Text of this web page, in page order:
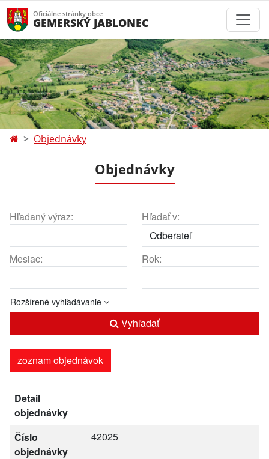
Oficiálne stránky obce
GEMERSKÝ JABLONEC
Objednávky
Objednávky
Hľadaný výraz: Hľadať v:
Mesiac: Rok:
Rozšírené vyhľadávanie
Vyhľadať
zoznam objednávok
Detail
objednávky
Číslo
objednávky
42025